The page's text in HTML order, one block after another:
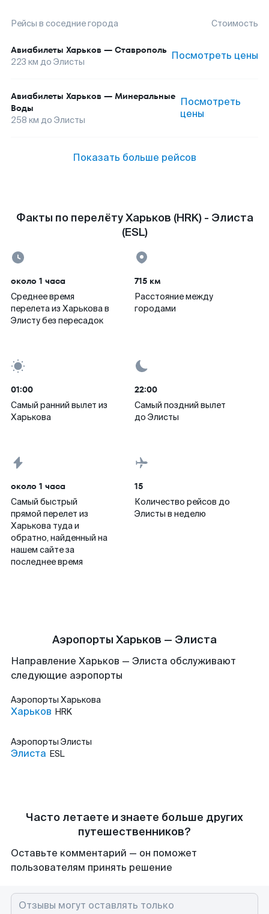
Рейсы в соседние города Стоимость
Авиабилеты Харьков — Ставрополь
223 км до Элисты Посмотреть цены
Авиабилеты Харьков — Минеральные
Воды
258 км до Элисты
Посмотреть
цены
Показать больше рейсов
Факты по перелёту Харьков (HRK) - Элиста
(ESL)
около 1 часа
Среднее время
перелета из Харькова в
Элисту без пересадок
715 км
Расстояние между
городами
01:00
Самый ранний вылет из
Харькова
22:00
Самый поздний вылет
до Элисты
около 1 часа
Самый быстрый
прямой перелет из
Харькова туда и
обратно, найденный на
нашем сайте за
последнее время
15
Количество рейсов до
Элисты в неделю
Аэропорты Харьков — Элиста
Направление Харьков — Элиста обслуживают
следующие аэропорты
Аэропорты Харькова
Харьков HRK
Аэропорты Элисты
Элиста ESL
Часто летаете и знаете больше других
путешественников?
Оставьте комментарий — он поможет
пользователям принять решение